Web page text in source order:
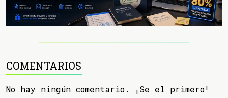
COMENTARIOS
No hay ningún comentario. ¡Se el primero!